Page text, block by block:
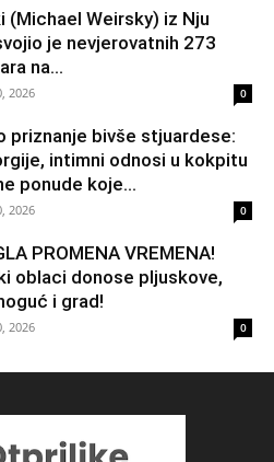
(Michael Weirsky) iz Nju
je nevjerovatnih 273
na...
2026 0
priznanje bivše stjuardese:
intimni odnosi u kokpitu
ponude koje...
2026 0
PROMENA VREMENA!
oblaci donose pljuskove,
i grad!
2026 0